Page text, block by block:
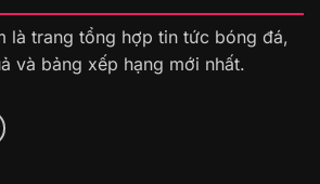
là trang tổng hợp tin tức bóng đá,
và bảng xếp hạng mới nhất.